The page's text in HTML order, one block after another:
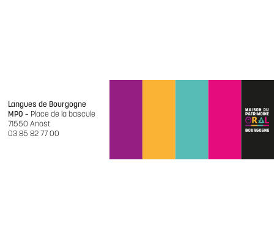
Langues de Bourgogne
MPO – Place de la bascule
71550 Anost
03 85 82 77 00